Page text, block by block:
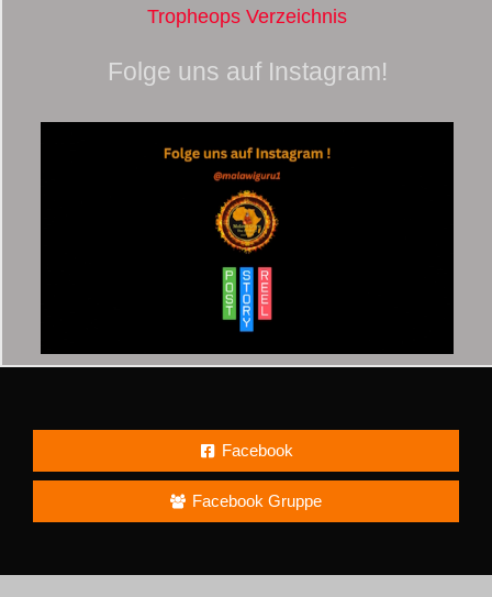
Tropheops Verzeichnis
Folge uns auf Instagram!
Facebook
Facebook Gruppe